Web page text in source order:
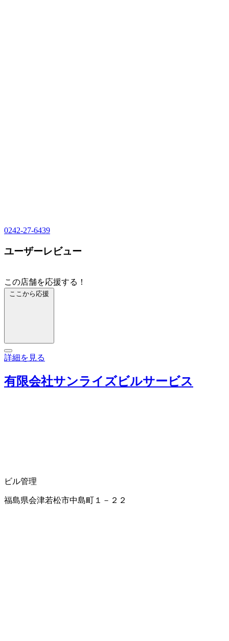
0242-27-6439
ユーザーレビュー
この店舗を応援する！
ここから応援
詳細を見る
有限会社サンライズビルサービス
ビル管理
福島県会津若松市中島町１－２２